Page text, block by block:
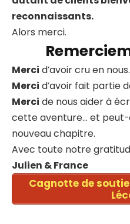
reconnaissants.
Alors merci.
Merci d’avoir cru en nous.
Merci d’avoir fait partie
Merci de nous aider à
cette aventure… et peut-
nouveau chapitre.
Avec toute notre
Julien & France
Cagnotte de